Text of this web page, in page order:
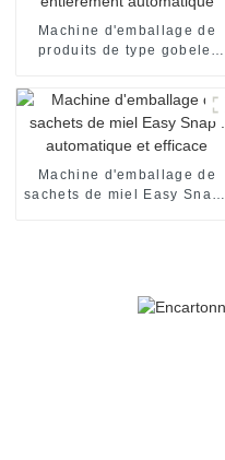
Machine d'emballage de
produits de type gobelet
Machine d'emballage de
sachets de miel Easy Snap :